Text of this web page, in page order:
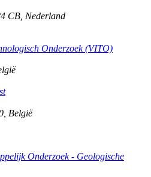
CB Nederland
Onderzoek (VITO)
België
Onderzoek - Geologische